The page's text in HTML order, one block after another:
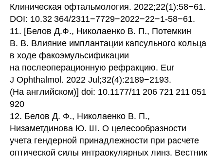
Клиническая офтальмология. 2022;22(1):58−61.
DOI: 10.32 364/2311−7729−2022−22−1-58−61.
11. [Белов Д.Ф., Николаенко В. П., Потемкин
В. В. Влияние имплантации капсульного кольца
в ходе факоэмульсификации
на послеоперационную рефракцию. Eur
J Ophthalmol. 2022 Jul;32(4):2189−2193.
(На английском)] doi: 10.1177/11 206 721 211 051
920
12. Белов Д. Ф., Николаенко В. П.,
Низаметдинова Ю. Ш. О целесообразности
учета гендерной принадлежности при расчете
оптической силы интраокулярных линз. Вестник